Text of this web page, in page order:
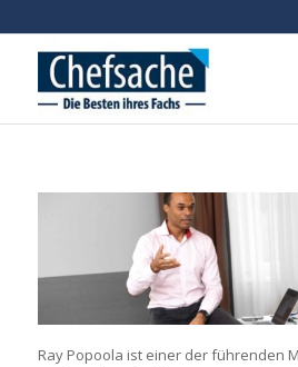
Ray Popoola ist einer der führenden